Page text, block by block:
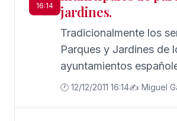
activamente Radio
Emisora Municipal
varias décadas.
16:14
jardines.
Tradicionalmente los
Parques y Jardines de
ayuntamientos
han estado en crisis.
🕐 12/12/2011 16:14✍️ Miguel